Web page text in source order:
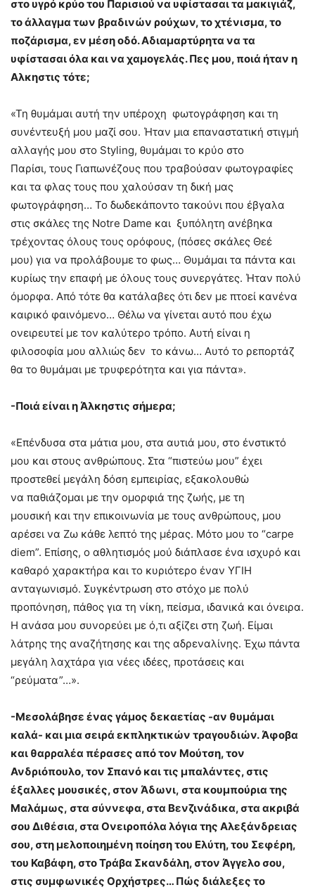
στο υγρό κρύο του Παρισιού να υφίστασαι τα μακιγιάζ,
το άλλαγμα των βραδινών ρούχων, το χτένισμα, το
ποζάρισμα, εν μέση οδό. Αδιαμαρτύρητα να τα
υφίστασαι όλα και να χαμογελάς. Πες μου, ποιά ήταν η
Αλκηστις τότε;
«Τη θυμάμαι αυτή την υπέροχη φωτογράφηση και τη
συνέντευξή μου μαζί σου. Ήταν μια επαναστατική στιγμή
αλλαγής μου στο Styling, θυμάμαι το κρύο στο
Παρίσι, τους Γιαπωνέζους που τραβούσαν φωτογραφίες
και τα φλας τους που χαλούσαν τη δική μας
φωτογράφηση… Το δωδεκάποντο τακούνι που έβγαλα
στις σκάλες της Notre Dame και ξυπόλητη ανέβηκα
τρέχοντας όλους τους ορόφους, (πόσες σκάλες Θεέ
μου) για να προλάβουμε το φως… Θυμάμαι τα πάντα και
κυρίως την επαφή με όλους τους συνεργάτες. Ήταν πολύ
όμορφα. Από τότε θα κατάλαβες ότι δεν με πτοεί κανένα
καιρικό φαινόμενο… Θέλω να γίνεται αυτό που έχω
ονειρευτεί με τον καλύτερο τρόπο. Αυτή είναι η
φιλοσοφία μου αλλιώς δεν το κάνω… Αυτό το ρεπορτάζ
θα το θυμάμαι με τρυφερότητα και για πάντα».
-Ποιά είναι η Άλκηστις σήμερα;
«Επένδυσα στα μάτια μου, στα αυτιά μου, στο ένστικτό
μου και στους ανθρώπους. Στα “πιστεύω μου” έχει
προστεθεί μεγάλη δόση εμπειρίας, εξακολουθώ
να παθιάζομαι με την ομορφιά της ζωής, με τη
μουσική και την επικοινωνία με τους ανθρώπους, μου
αρέσει να Ζω κάθε λεπτό της μέρας. Μότο μου το “carpe
diem”. Επίσης, ο αθλητισμός μού διάπλασε ένα ισχυρό και
καθαρό χαρακτήρα και το κυριότερο έναν ΥΓΙΗ
ανταγωνισμό. Συγκέντρωση στο στόχο με πολύ
προπόνηση, πάθος για τη νίκη, πείσμα, ιδανικά και όνειρα.
Η ανάσα μου συνορεύει με ό,τι αξίζει στη ζωή. Είμαι
λάτρης της αναζήτησης και της αδρεναλίνης. Έχω πάντα
μεγάλη λαχτάρα για νέες ιδέες, προτάσεις και
“ρεύματα”…».
-Μεσολάβησε ένας γάμος δεκαετίας -αν θυμάμαι
καλά- και μια σειρά εκπληκτικών τραγουδιών.Άφοβα
και θαρραλέα πέρασες από τον Μούτση, τον
Ανδριόπουλο, τον Σπανό και τις μπαλάντες, στις
έξαλλες μουσικές, στον Άδωνι, στα κουμπούρια της
Μαλάμως, στα σύννεφα, στα Βενζινάδικα, στα ακριβά
σου Διθέσια, στα Ονειροπόλα λόγια της Αλεξάνδρειας
σου, στη μελοποιημένη ποίηση του Ελύτη, του Σεφέρη,
του Καβάφη, στο Τράβα Σκανδάλη, στον Άγγελο σου,
στις συμφωνικές Ορχήστρες… Πώς διάλεξες το